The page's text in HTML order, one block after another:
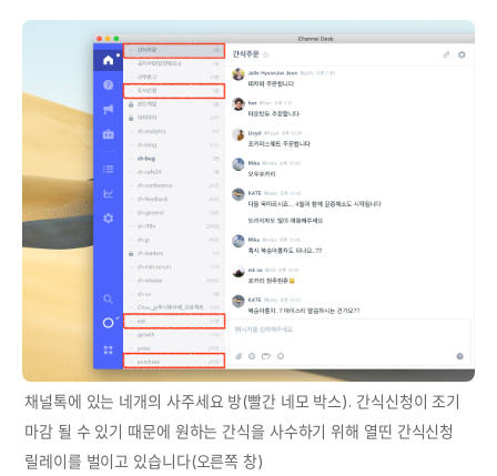
채널톡에 있는 네개의 사주세요 방(빨간 네모 박스). 간식신청이 조기
마감 될 수 있기 때문에 원하는 간식을 사수하기 위해 열띤 간식신청
릴레이를 벌이고 있습니다(오른쪽 창)